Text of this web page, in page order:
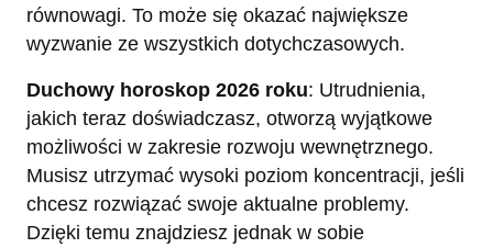
równowagi. To może się okazać największe
wyzwanie ze wszystkich dotychczasowych.
Duchowy horoskop 2026 roku: Utrudnienia,
jakich teraz doświadczasz, otworzą wyjątkowe
możliwości w zakresie rozwoju wewnętrznego.
Musisz utrzymać wysoki poziom koncentracji, jeśli
chcesz rozwiązać swoje aktualne problemy.
Dzięki temu znajdziesz jednak w sobie